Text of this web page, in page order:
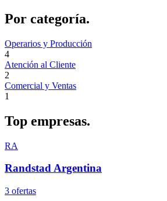
Por categoría.
Operarios y Producción
4
Atención al Cliente
2
Comercial y Ventas
1
Top empresas.
RA
Randstad Argentina
3 ofertas